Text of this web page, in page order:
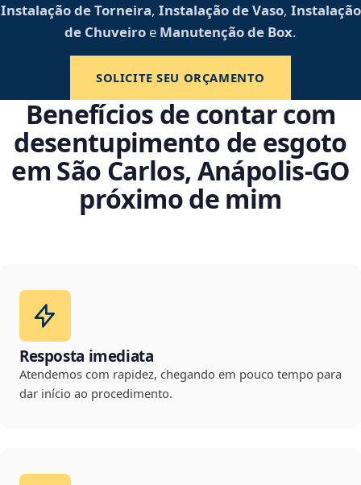
Instalação de Torneira, Instalação de Vaso, Instalação
de Chuveiro e Manutenção de Box.
SOLICITE SEU ORÇAMENTO
Benefícios de contar com
desentupimento de esgoto
em São Carlos, Anápolis‑GO
próximo de mim
Resposta imediata
Atendemos com rapidez, chegando em pouco tempo para
dar início ao procedimento.